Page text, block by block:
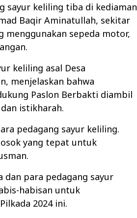
sayur keliling tiba di kediaman
Baqir Aminatullah, sekitar
menggunakan sepeda motor,
keliling asal Desa
menjelaskan bahwa
Paslon Berbakti diambil
istikharah.
pedagang sayur keliling.
yang tepat untuk
dan para pedagang sayur
habisan untuk
2024 ini.